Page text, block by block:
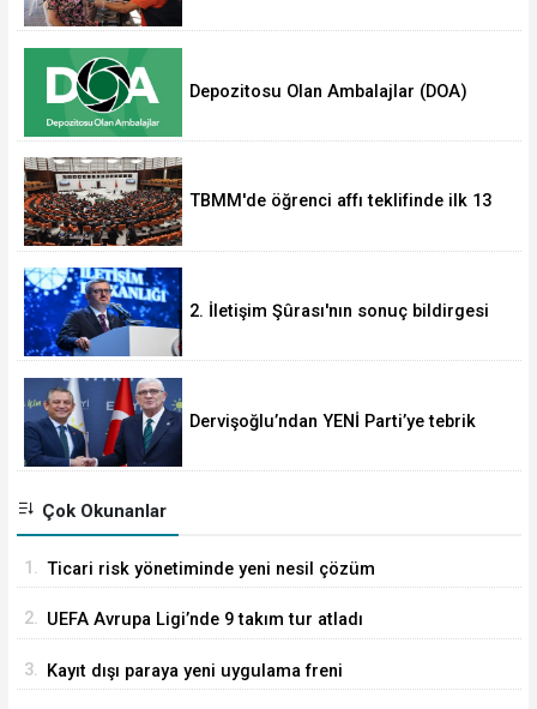
Depozitosu Olan Ambalajlar (DOA)
TBMM'de öğrenci affı teklifinde ilk 13
2. İletişim Şûrası'nın sonuç bildirgesi
Dervişoğlu’ndan YENİ Parti’ye tebrik
Çok Okunanlar
1. Ticari risk yönetiminde yeni nesil çözüm
2. UEFA Avrupa Ligi’nde 9 takım tur atladı
3. Kayıt dışı paraya yeni uygulama freni